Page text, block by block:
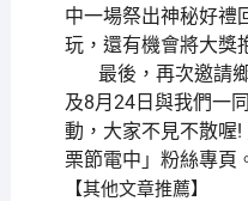
中一場祭出神秘好禮
玩，還有機會將大獎
最後，再次邀請鄉
及8月24日與我們一
動，大家不見不散喔
栗節電中」粉絲專頁
【其他文章推薦】